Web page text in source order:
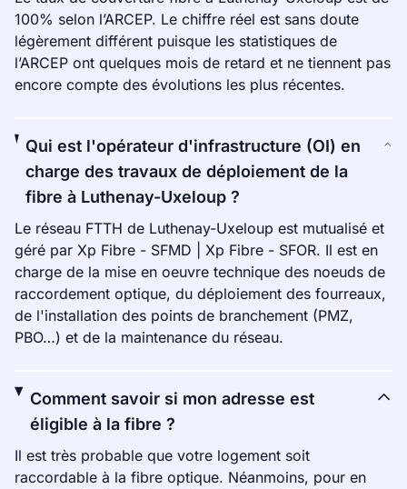
100% selon l’ARCEP. Le chiffre réel est sans doute
légèrement différent puisque les statistiques de
l’ARCEP ont quelques mois de retard et ne tiennent pas
encore compte des évolutions les plus récentes.
Qui est l'opérateur d'infrastructure (OI) en
charge des travaux de déploiement de la
fibre à Luthenay-Uxeloup ?
Le réseau FTTH de Luthenay-Uxeloup est mutualisé et
géré par Xp Fibre - SFMD | Xp Fibre - SFOR. Il est en
charge de la mise en oeuvre technique des noeuds de
raccordement optique, du déploiement des fourreaux,
de l'installation des points de branchement (PMZ,
PBO…) et de la maintenance du réseau.
Comment savoir si mon adresse est
éligible à la fibre ?
Il est très probable que votre logement soit
raccordable à la fibre optique. Néanmoins, pour en